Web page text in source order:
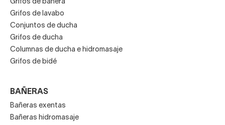
Grifos de bañera
Grifos de lavabo
Conjuntos de ducha
Grifos de ducha
Columnas de ducha e hidromasaje
Grifos de bidé
BAÑERAS
Bañeras exentas
Bañeras hidromasaje